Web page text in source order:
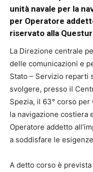
unità navale per la
per Operatore
riservato alla
La Direzione centrale
delle comunicazioni e
Stato – Servizio reparti
svolgere, presso il
Spezia, il 63° corso
la navigazione costiera
Operatore addetto
a soddisfare le
A detto corso è